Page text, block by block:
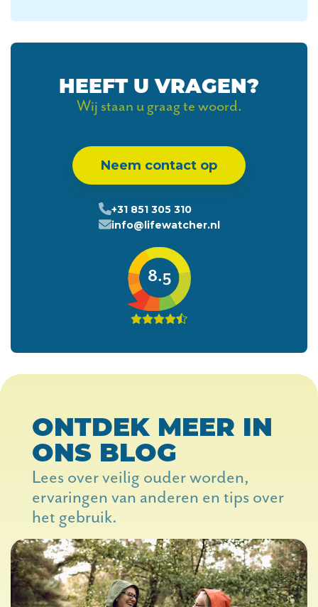
HEEFT U VRAGEN?
Wij staan u graag te woord.
Neem contact op
+31 851 305 310
info@lifewatcher.nl
8.5
ONTDEK MEER IN
ONS BLOG
Lees over veilig ouder worden,
ervaringen van anderen en tips over
het gebruik.